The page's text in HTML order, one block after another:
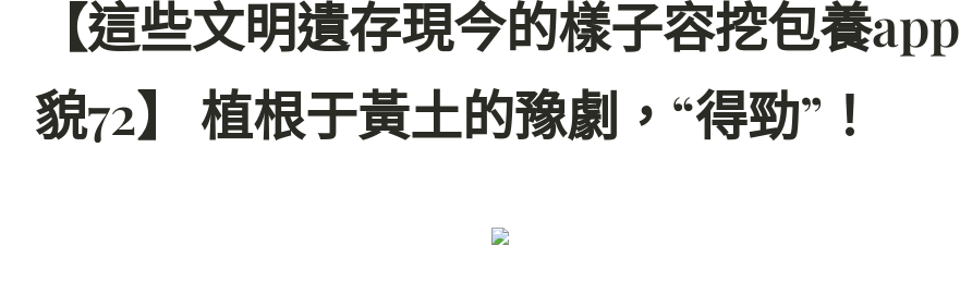
【這些文明遺存現今的樣子容挖包養app
貌72】 植根于黃土的豫劇，“得勁”！